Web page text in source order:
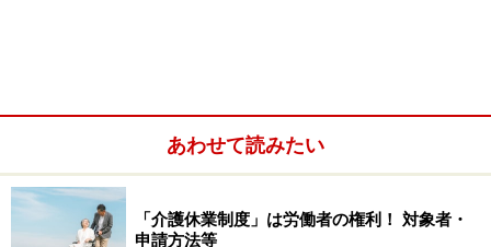
■時間外労働の制限・免除あわせて読みたい
「介護休業制度」は労働者の権利！ 対象者・
申請方法等